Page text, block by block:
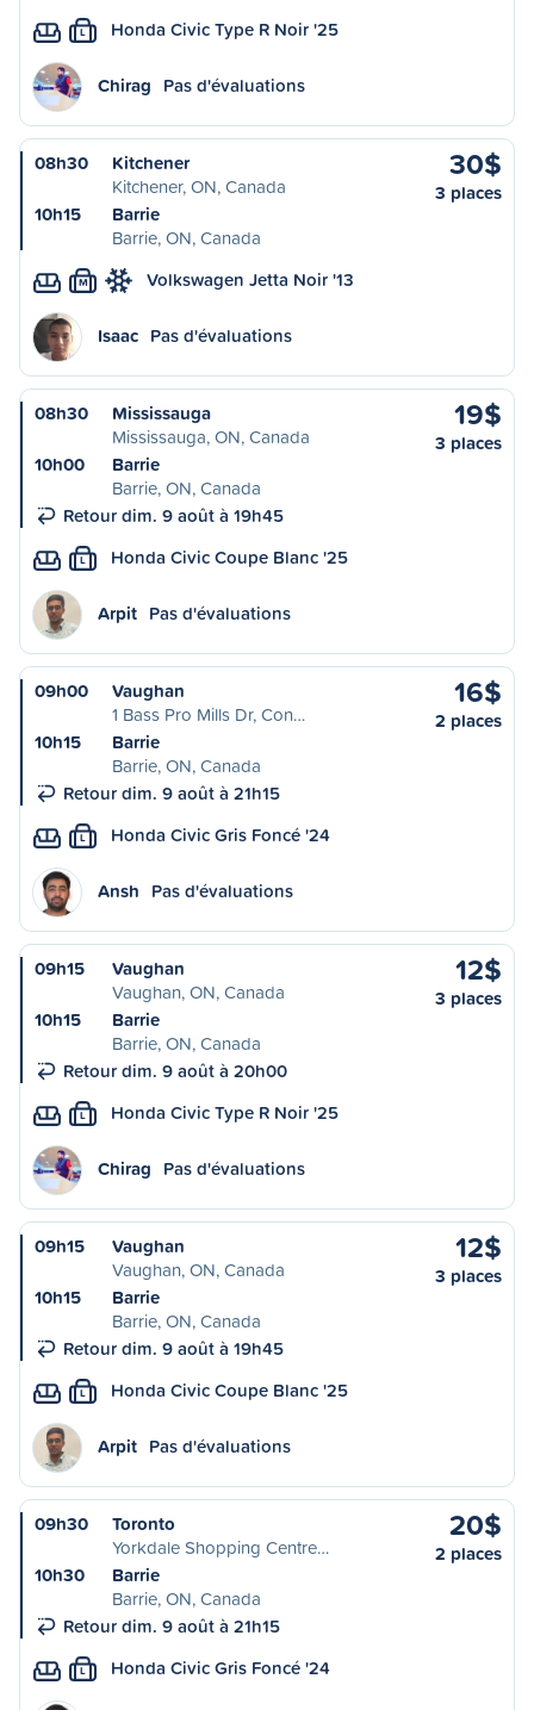
L Honda Civic Type R Noir '25
Chirag Pas d'évaluations
08h30
Kitchener
Kitchener, ON, Canada
10h15
Barrie
Barrie, ON, Canada
30$
3 places
M Volkswagen Jetta Noir '13
Isaac Pas d'évaluations
08h30
Mississauga
Mississauga, ON, Canada
10h00
Barrie
Barrie, ON, Canada
Retour dim. 9 août à 19h45
19$
3 places
L Honda Civic Coupe Blanc '25
Arpit Pas d'évaluations
09h00
Vaughan
1 Bass Pro Mills Dr, Con…
10h15
Barrie
Barrie, ON, Canada
Retour dim. 9 août à 21h15
16$
2 places
L Honda Civic Gris Foncé '24
Ansh Pas d'évaluations
09h15
Vaughan
Vaughan, ON, Canada
10h15
Barrie
Barrie, ON, Canada
Retour dim. 9 août à 20h00
12$
3 places
L Honda Civic Type R Noir '25
Chirag Pas d'évaluations
09h15
Vaughan
Vaughan, ON, Canada
10h15
Barrie
Barrie, ON, Canada
Retour dim. 9 août à 19h45
12$
3 places
L Honda Civic Coupe Blanc '25
Arpit Pas d'évaluations
09h30
Toronto
Yorkdale Shopping Centre…
10h30
Barrie
Barrie, ON, Canada
Retour dim. 9 août à 21h15
20$
2 places
L Honda Civic Gris Foncé '24